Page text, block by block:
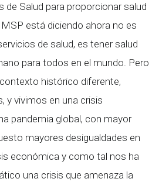
de Salud para proporcionar salud
está diciendo ahora no es
de salud, es tener salud
para todos en el mundo. Pero
histórico diferente,
y vivimos en una crisis
pandemia global, con mayor
mayores desigualdades en
económica y como tal nos ha
una crisis que amenaza la